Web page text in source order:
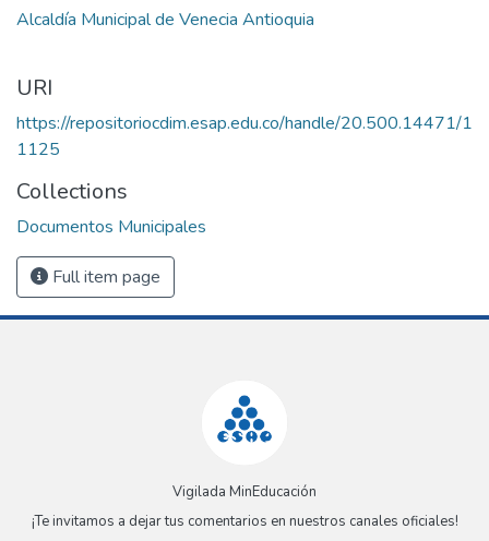
Alcaldía Municipal de Venecia Antioquia
URI
https://repositoriocdim.esap.edu.co/handle/20.500.14471/1
1125
Collections
Documentos Municipales
Full item page
Vigilada MinEducación
¡Te invitamos a dejar tus comentarios en nuestros canales oficiales!